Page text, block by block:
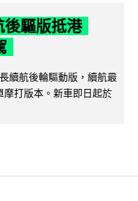
驅版抵港
續航後輪驅動版，續航最
打版本。新車即日起於